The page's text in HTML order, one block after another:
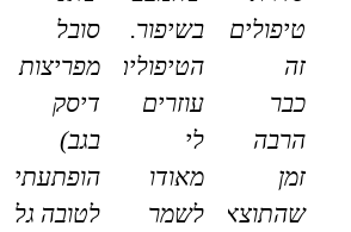
טיפולים
זה
כבר
הרבה
זמן
שהתוצאות
בשיפור.
הטיפולים
עוזרים
לי
מאודו
לשמר
סובל
מפריצות
דיסק
בגב)
הופתעתי
לטובה גל